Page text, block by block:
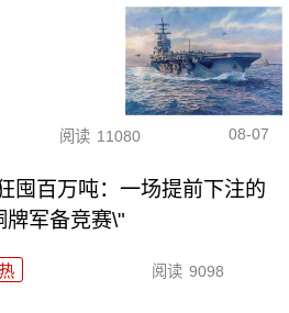
阅读 11080 08-07
囤百万吨：一场提前下注的
牌军备竞赛\"
阅读 9098